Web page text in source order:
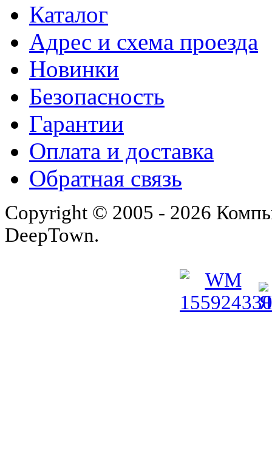
Каталог
Адрес и схема проезда
Новинки
Безопасность
Гарантии
Оплата и доставка
Обратная связь
Copyright © 2005 - 2026
DeepTown.